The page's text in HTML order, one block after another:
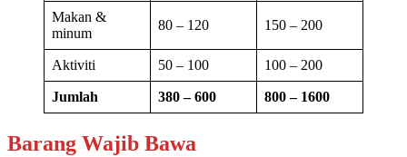
Makan &
minum
80 – 120 150 – 200
Aktiviti 50 – 100 100 – 200
Jumlah 380 – 600 800 – 1600
Barang Wajib Bawa